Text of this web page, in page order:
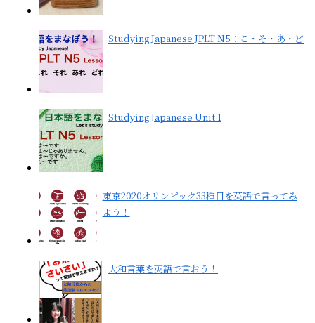
Studying Japanese JPLT N5：こ・そ・あ・ど
Studying Japanese Unit 1
東京2020オリンピック33種目を英語で言ってみ
よう！
大和言葉を英語で言おう！